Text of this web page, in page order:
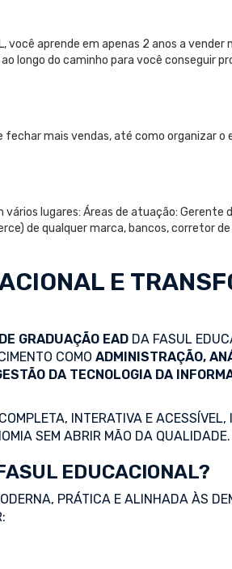
você aprende em apenas 2 anos a
longo do caminho para você conseguir
mais vendas, até como organizar o
lugares: Áreas de atuação: Gerente
de qualquer marca, bancos, corretor
E
GRADUAÇÃO EAD DA FASUL
COMO ADMINISTRAÇÃO,
DA TECNOLOGIA DA
INTERATIVA E
SEM ABRIR MÃO DA QUALIDADE.
EDUCACIONAL?
PRÁTICA E ALINHADA ÀS